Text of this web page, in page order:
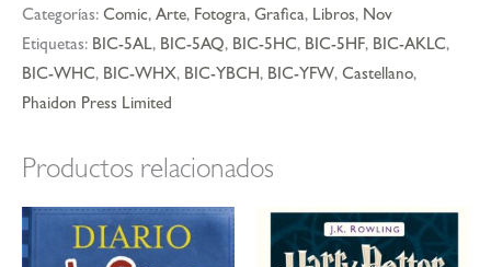
Categorías: Comic, Arte, Fotogra, Grafica, Libros, Nov
Etiquetas: BIC-5AL, BIC-5AQ, BIC-5HC, BIC-5HF, BIC-AKLC,
BIC-WHC, BIC-WHX, BIC-YBCH, BIC-YFW, Castellano,
Phaidon Press Limited
Productos relacionados